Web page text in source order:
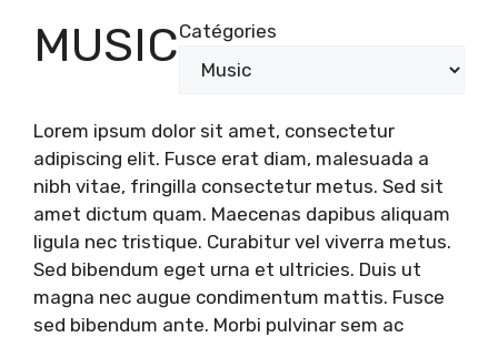
MUSICCatégories
Lorem ipsum dolor sit amet, consectetur
adipiscing elit. Fusce erat diam, malesuada a
nibh vitae, fringilla consectetur metus. Sed sit
amet dictum quam. Maecenas dapibus aliquam
ligula nec tristique. Curabitur vel viverra metus.
Sed bibendum eget urna et ultricies. Duis ut
magna nec augue condimentum mattis. Fusce
sed bibendum ante. Morbi pulvinar sem ac